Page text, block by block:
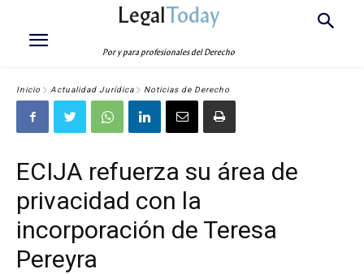
LegalToday
Por y para profesionales del Derecho
Inicio Actualidad Jurídica Noticias de Derecho
ECIJA refuerza su área de
privacidad con la
incorporación de Teresa
Pereyra